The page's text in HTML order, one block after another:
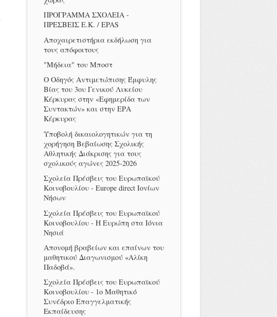
ΠΡΟΓΡΑΜΜΑ ΣΧΟΛΕΙΑ -
ΠΡΕΣΒΕΙΣ Ε.Κ. / EPAS
Αποχαιρετιστήρια εκδήλωση για
τους απόφοιτους
"Μήδεια" του Μποστ
Ο Οδηγός Αντιμετώπισης Έμφυλης
Βίας του 3ου Γενικού Λυκείου
Κέρκυρας στην «Εφημερίδα των
Συντακτών» και στην ΕΡΑ
Κέρκυρας
Υποβολή δικαιολογητικών για τη
χορήγηση Βεβαίωσης Σχολικής
Αθλητικής Διάκρισης για τους
σχολικούς αγώνες 2025-2026
Σχολεία Πρέσβεις του Ευρωπαϊκού
Κοινοβουλίου - Europe direct Ιονίων
Νήσων
Σχολεία Πρέσβεις του Ευρωπαϊκού
Κοινοβουλίου - Η Ευρώπη στα Ιόνια
Νησιά
Απονομή βραβείων και επαίνων του
μαθητικού Διαγωνισμού «Αλίκη
Παδοβά».
Σχολεία Πρέσβεις του Ευρωπαϊκού
Κοινοβουλίου - 1ο Μαθητικό
Συνέδριο Επαγγελματικής
Εκπαίδευσης